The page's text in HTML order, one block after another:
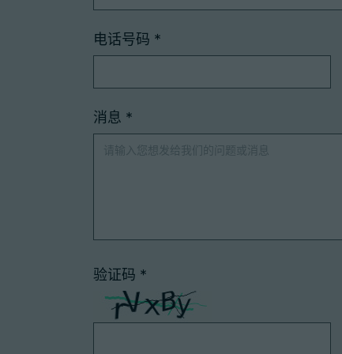
电话号码 *
消息 *
验证码 *